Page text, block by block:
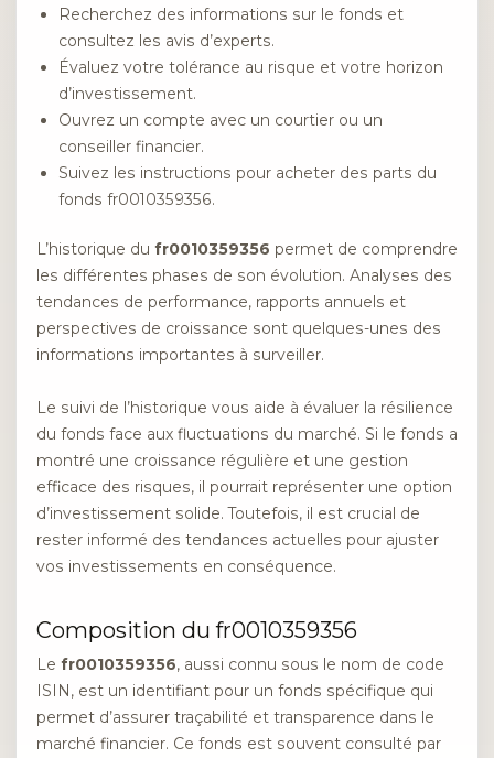
Recherchez des informations sur le fonds et
consultez les avis d’experts.
Évaluez votre tolérance au risque et votre horizon
d’investissement.
Ouvrez un compte avec un courtier ou un
conseiller financier.
Suivez les instructions pour acheter des parts du
fonds fr0010359356.
L’historique du fr0010359356 permet de comprendre
les différentes phases de son évolution. Analyses des
tendances de performance, rapports annuels et
perspectives de croissance sont quelques-unes des
informations importantes à surveiller.
Le suivi de l’historique vous aide à évaluer la résilience
du fonds face aux fluctuations du marché. Si le fonds a
montré une croissance régulière et une gestion
efficace des risques, il pourrait représenter une option
d’investissement solide. Toutefois, il est crucial de
rester informé des tendances actuelles pour ajuster
vos investissements en conséquence.
Composition du fr0010359356
Le fr0010359356, aussi connu sous le nom de code
ISIN, est un identifiant pour un fonds spécifique qui
permet d’assurer traçabilité et transparence dans le
marché financier. Ce fonds est souvent consulté par